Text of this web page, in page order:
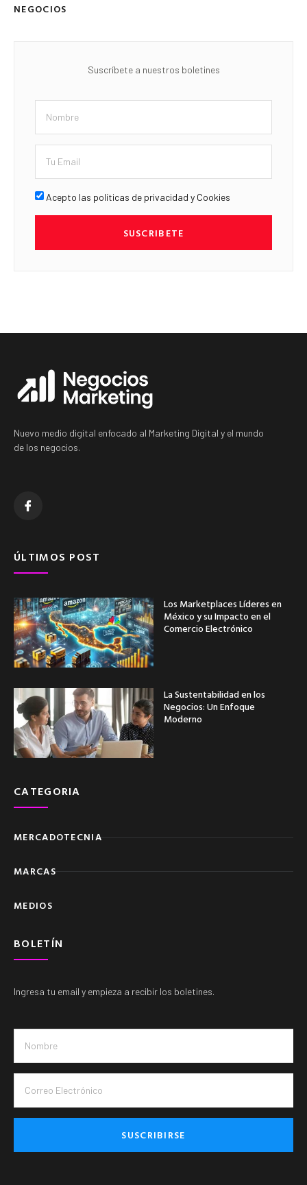
NEGOCIOS
Suscríbete a nuestros boletines
Acepto las políticas de privacidad y Cookies
SUSCRIBETE
Nuevo medio digital enfocado al Marketing Digital y el mundo
de los negocios.
ÚLTIMOS POST
Los Marketplaces Líderes en
México y su Impacto en el
Comercio Electrónico
La Sustentabilidad en los
Negocios: Un Enfoque
Moderno
CATEGORIA
MERCADOTECNIA
MARCAS
MEDIOS
BOLETÍN
Ingresa tu email y empieza a recibir los boletines.
SUSCRIBIRSE